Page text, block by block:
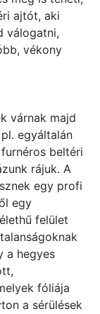
ajtót, aki
válogatni,
vékony
várnak majd
egyáltalán
beltéri
rájuk. A
egy profi
egy
felület
a hegyes
fóliája
a sérülések